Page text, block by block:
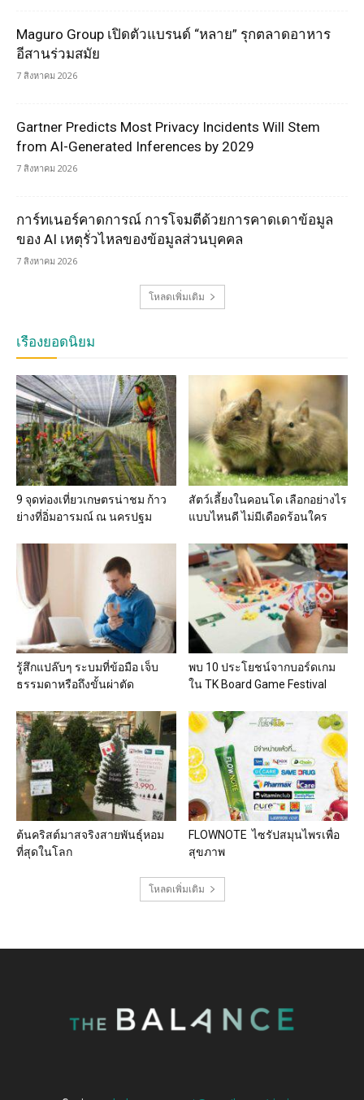
Maguro Group เปิดตัวแบรนด์ “หลาย” รุกตลาดอาหาร
อีสานร่วมสมัย
7 สิงหาคม 2026
Gartner Predicts Most Privacy Incidents Will Stem
from AI-Generated Inferences by 2029
7 สิงหาคม 2026
การ์ทเนอร์คาดการณ์ การโจมตีด้วยการคาดเดาข้อมูล
ของ AI เหตุรั่วไหลของข้อมูลส่วนบุคคล
7 สิงหาคม 2026
โหลดเพิ่มเติม
เรื่องยอดนิยม
9 จุดท่องเที่ยวเกษตรน่าชม ก้าว
ย่างที่อิ่มอารมณ์ ณ นครปฐม
สัตว์เลี้ยงในคอนโด เลือกอย่างไร
แบบไหนดี ไม่มีเดือดร้อนใคร
รู้สึกแปล๊บๆ ระบมที่ข้อมือ เจ็บ
ธรรมดาหรือถึงขั้นผ่าตัด
พบ 10 ประโยชน์จากบอร์ดเกม
ใน TK Board Game Festival
ต้นคริสต์มาสจริงสายพันธุ์หอม
ที่สุดในโลก
FLOWNOTE ไซรัปสมุนไพรเพื่อ
สุขภาพ
โหลดเพิ่มเติม